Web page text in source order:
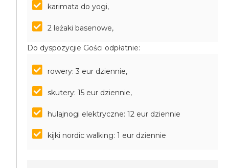
karimata do yogi,
2 leżaki basenowe,
Do dyspozycjie Gości odpłatnie:
rowery: 3 eur dziennie,
skutery: 15 eur dziennie,
hulajnogi elektryczne: 12 eur dziennie
kijki nordic walking: 1 eur dziennie